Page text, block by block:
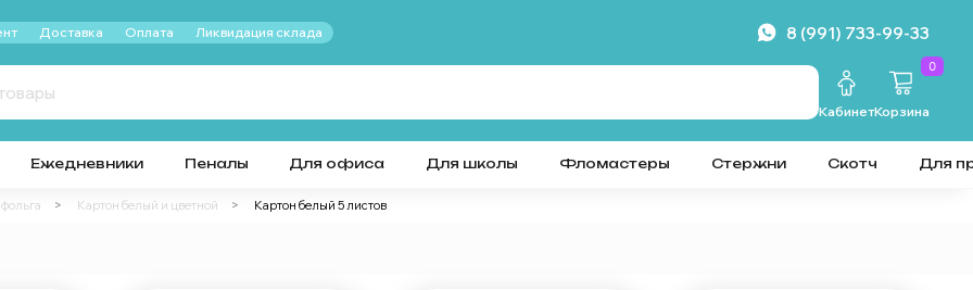
Доставка Оплата Ликвидация склада 8 (991) 733-99-33
КабинетКорзина
0
Ежедневники Пеналы Для офиса Для школы Фломастеры Стержни Скотч Для
Картон белый и цветной Картон белый 5 листов